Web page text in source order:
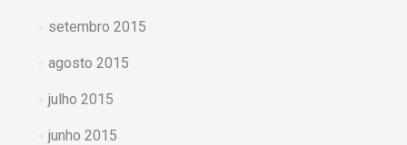
setembro 2015
agosto 2015
julho 2015
junho 2015